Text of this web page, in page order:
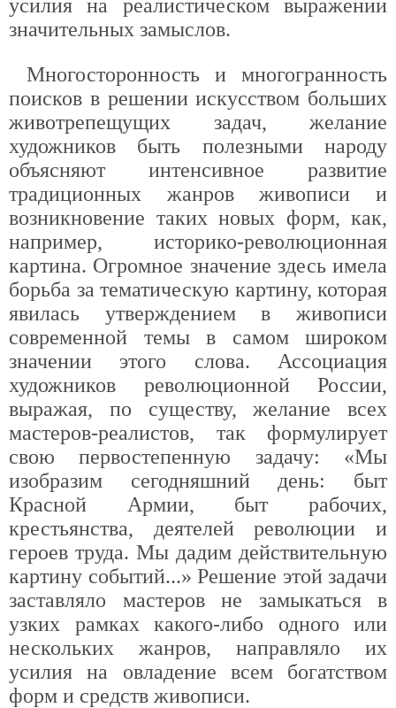
усилия на реалистическом выражении
значительных замыслов.
Многосторонность и многогранность
поисков в решении искусством больших
животрепещущих задач, желание
художников быть полезными народу
объясняют интенсивное развитие
традиционных жанров живописи и
возникновение таких новых форм, как,
например, историко-революционная
картина. Огромное значение здесь имела
борьба за тематическую картину, которая
явилась утверждением в живописи
современной темы в самом широком
значении этого слова. Ассоциация
художников революционной России,
выражая, по существу, желание всех
мастеров-реалистов, так формулирует
свою первостепенную задачу: «Мы
изобразим сегодняшний день: быт
Красной Армии, быт рабочих,
крестьянства, деятелей революции и
героев труда. Мы дадим действительную
картину событий...» Решение этой задачи
заставляло мастеров не замыкаться в
узких рамках какого-либо одного или
нескольких жанров, направляло их
усилия на овладение всем богатством
форм и средств живописи.